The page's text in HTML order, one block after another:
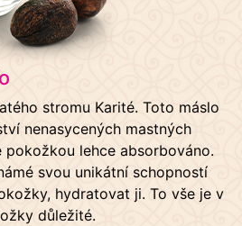
stromu Karité. Toto máslo
nenasycených mastných
pokožkou lehce absorbováno.
svou unikátní schopností
hydratovat ji. To vše je v
důležité.